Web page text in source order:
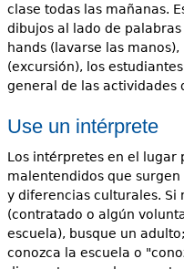
clase todas las mañanas.
dibujos al lado de
hands (lavarse las
(excursión), los
general de las actividades
Use un intérprete
Los intérpretes en el lugar
malentendidos que
y diferencias culturales. Si
(contratado o algún
escuela), busque un
conozca la escuela o